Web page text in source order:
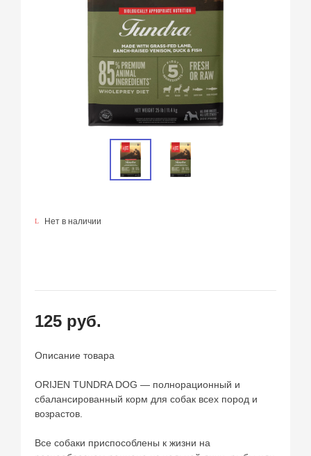
Нет в наличии
125 руб.
Описание товара
ORIJEN TUNDRA DOG — полнорационный и
сбалансированный корм для собак всех пород и
возрастов.
Все собаки приспособлены к жизни на